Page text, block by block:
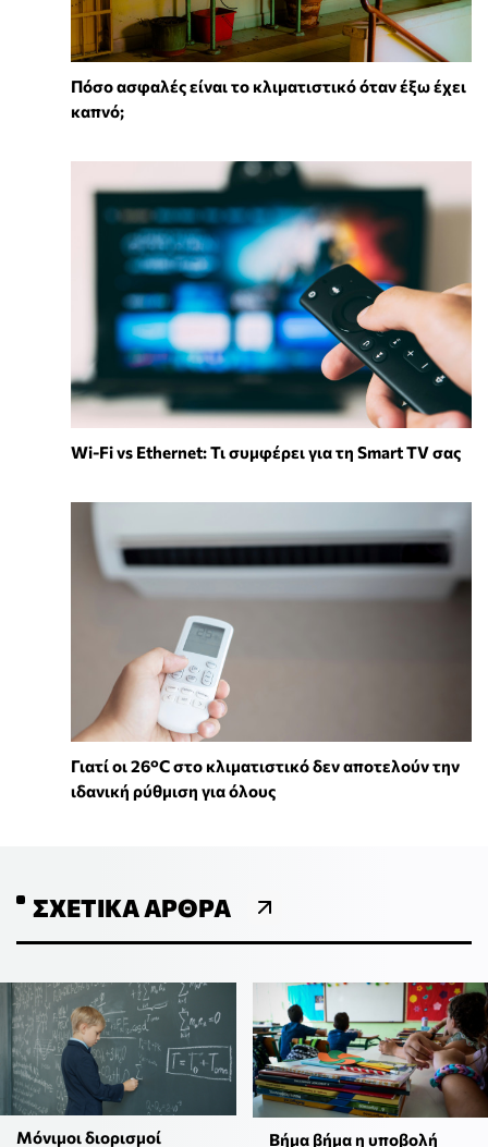
Πόσο ασφαλές είναι το κλιματιστικό όταν έξω έχει
καπνό;
Wi-Fi vs Ethernet: Τι συμφέρει για τη Smart TV σας
Γιατί οι 26°C στο κλιματιστικό δεν αποτελούν την
ιδανική ρύθμιση για όλους
ΣΧΕΤΙΚΆ ΆΡΘΡΑ
Μόνιμοι διορισμοί
Βήμα βήμα η υποβολή